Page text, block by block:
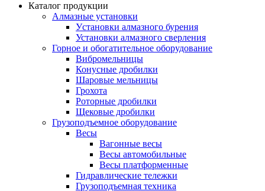
Каталог продукции
Алмазные установки
Уcтановки алмазного бурения
Установки алмазного сверления
Горное и обогатительное оборудование
Вибромельницы
Конусные дробилки
Шаровые мельницы
Грохота
Роторные дробилки
Щековые дробилки
Грузоподъемное оборудование
Весы
Вагонные весы
Весы автомобильные
Весы платформенные
Гидравлические тележки
Грузоподъемная техника